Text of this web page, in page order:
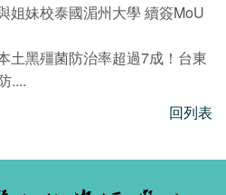
姐妹校泰國湄州大學 續簽MoU
土黑殭菌防治率超過7成！台東
....
回列表